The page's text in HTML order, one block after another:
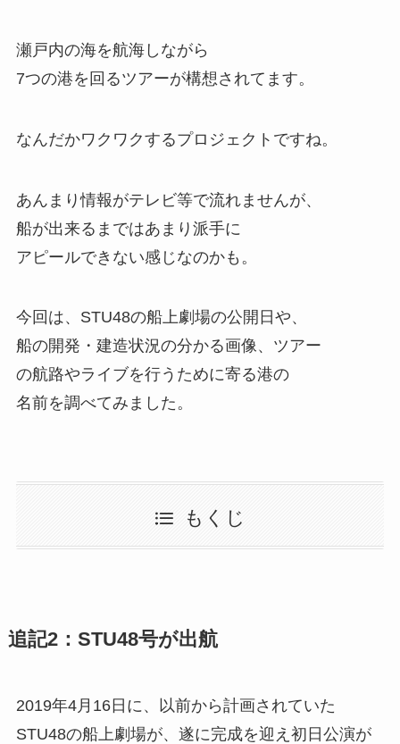
瀬戸内の海を航海しながら
7つの港を回るツアーが構想されてます。
なんだかワクワクするプロジェクトですね。
あんまり情報がテレビ等で流れませんが、
船が出来るまではあまり派手に
アピールできない感じなのかも。
今回は、STU48の船上劇場の公開日や、
船の開発・建造状況の分かる画像、ツアー
の航路やライブを行うために寄る港の
名前を調べてみました。
もくじ
追記2：STU48号が出航
2019年4月16日に、以前から計画されていた
STU48の船上劇場が、遂に完成を迎え初日公演が